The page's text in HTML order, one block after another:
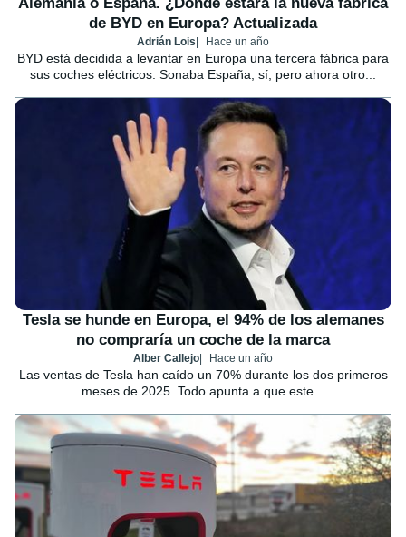
de BYD en Europa? Actualizada
Adrián Lois Hace un año
BYD está decidida a levantar en Europa una tercera fábrica para
sus coches eléctricos. Sonaba España, sí, pero ahora otro...
Tesla se hunde en Europa, el 94% de los alemanes
no compraría un coche de la marca
Alber Callejo Hace un año
Las ventas de Tesla han caído un 70% durante los dos primeros
meses de 2025. Todo apunta a que este...